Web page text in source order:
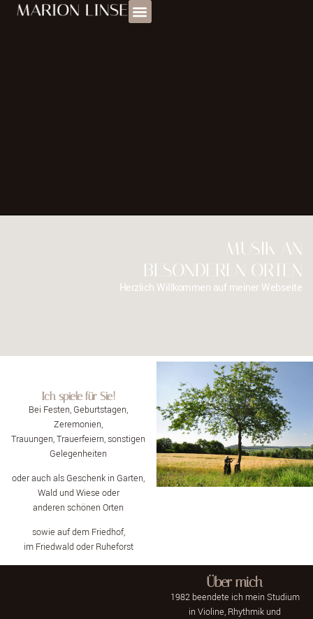
MUSIK AN
BESONDEREN ORTEN
Herzlich Willkommen auf meiner Webseite
Ich spiele für Sie!
Bei Festen, Geburtstagen,
Zeremonien,
Trauungen, Trauerfeiern, sonstigen
Gelegenheiten
oder auch als Geschenk in Garten,
Wald und Wiese oder
anderen schönen Orten
sowie auf dem Friedhof,
im Friedwald oder Ruheforst
Über mich
1982 beendete ich mein Studium
in Violine, Rhythmik und